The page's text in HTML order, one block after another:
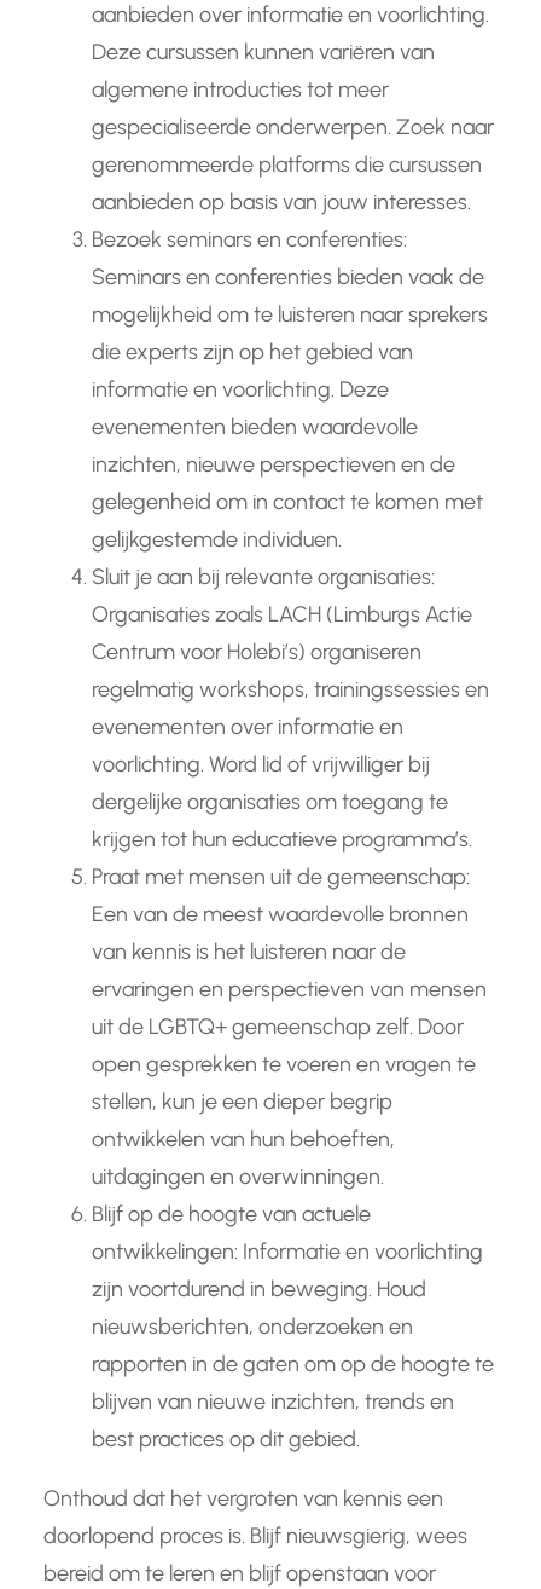
aanbieden over informatie en voorlichting.
Deze cursussen kunnen variëren van
algemene introducties tot meer
gespecialiseerde onderwerpen. Zoek naar
gerenommeerde platforms die cursussen
aanbieden op basis van jouw interesses.
Bezoek seminars en conferenties:
Seminars en conferenties bieden vaak de
mogelijkheid om te luisteren naar sprekers
die experts zijn op het gebied van
informatie en voorlichting. Deze
evenementen bieden waardevolle
inzichten, nieuwe perspectieven en de
gelegenheid om in contact te komen met
gelijkgestemde individuen.
Sluit je aan bij relevante organisaties:
Organisaties zoals LACH (Limburgs Actie
Centrum voor Holebi’s) organiseren
regelmatig workshops, trainingssessies en
evenementen over informatie en
voorlichting. Word lid of vrijwilliger bij
dergelijke organisaties om toegang te
krijgen tot hun educatieve programma’s.
Praat met mensen uit de gemeenschap:
Een van de meest waardevolle bronnen
van kennis is het luisteren naar de
ervaringen en perspectieven van mensen
uit de LGBTQ+ gemeenschap zelf. Door
open gesprekken te voeren en vragen te
stellen, kun je een dieper begrip
ontwikkelen van hun behoeften,
uitdagingen en overwinningen.
Blijf op de hoogte van actuele
ontwikkelingen: Informatie en voorlichting
zijn voortdurend in beweging. Houd
nieuwsberichten, onderzoeken en
rapporten in de gaten om op de hoogte te
blijven van nieuwe inzichten, trends en
best practices op dit gebied.
Onthoud dat het vergroten van kennis een
doorlopend proces is. Blijf nieuwsgierig, wees
bereid om te leren en blijf openstaan voor